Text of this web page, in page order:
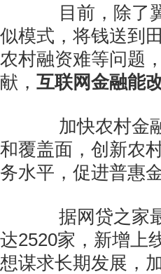
目前，除了翼
似模式，将钱送到
农村融资难等问题
献， 互联网金融能
加快农村金融
和覆盖面，创新农
务水平，促进普惠
据网贷之家最
达2520家，新增上
想谋求长期发展，